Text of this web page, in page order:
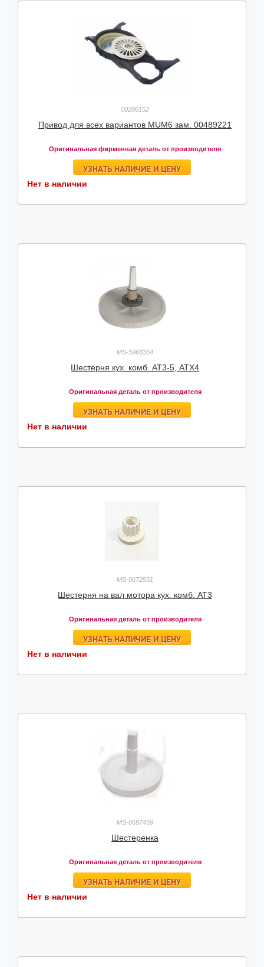
00286152
Привод для всех вариантов MUM6 зам. 00489221
Оригинальная фирменная деталь от производителя
УЗНАТЬ НАЛИЧИЕ И ЦЕНУ
Нет в наличии
MS-5966354
Шестерня кух. комб. АТ3-5, АТХ4
Оригинальная деталь от производителя
УЗНАТЬ НАЛИЧИЕ И ЦЕНУ
Нет в наличии
MS-0672551
Шестерня на вал мотора кух. комб. АТ3
Оригинальная деталь от производителя
УЗНАТЬ НАЛИЧИЕ И ЦЕНУ
Нет в наличии
MS-0697459
Шестеренка
Оригинальная деталь от производителя
УЗНАТЬ НАЛИЧИЕ И ЦЕНУ
Нет в наличии